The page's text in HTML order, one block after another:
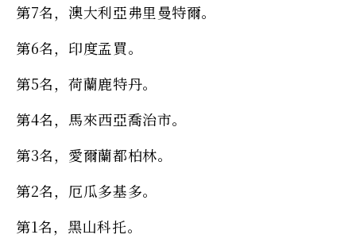
第7名，澳大利亞弗里曼特爾。
第6名，印度孟買。
第5名，荷蘭鹿特丹。
第4名，馬來西亞喬治市。
第3名，愛爾蘭都柏林。
第2名，厄瓜多基多。
第1名，黑山科托。